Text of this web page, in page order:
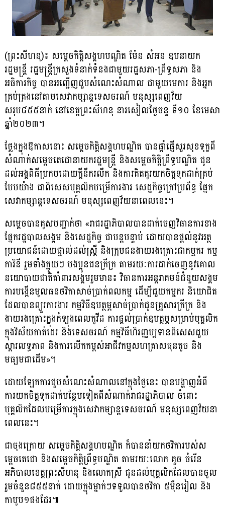
(ព្រះសីហនុ)៖ សម្តេចកិត្តិសង្គហបណ្ឌិត ម៉ែន សំអន ឧបនាយក
រដ្ឋមន្រ្តី រដ្ឋមន្រ្តីក្រសួងទំនាក់ទំនងជាមួយរដ្ឋសភា-ព្រឹទ្ធសភា និង
អធិការកិច្ច បានអញ្ជើញជួបសំណេះសំណាល ជាមួយមេការ និងអ្នក
គ្រប់គ្រងនៅតាមសេវាកម្សាន្តទេសចរណ៍ មនុស្សពេញវ័យ
សរុប៨៥៥នាក់ នៅខេត្តព្រះសីហនុ នារសៀលថ្ងៃចន្ទ ទី១០ ខែមេសា
ឆ្នាំ២០២៣។
ថ្លែងក្នុងឱកាសនោះ សម្តេចកិត្តិសង្គហបណ្ឌិត បានផ្តាំផ្ញើសួរសុខទុក្ខពី
សំណាក់សម្តេចតេជោនាយករដ្ឋមន្ត្រី និងសម្ដេចកិត្តិព្រឹទ្ធបណ្ឌិត ជូន
ដល់អង្គពិធីប្រកបដោយក្តីនឹករលឹក និងការគិតគូរយកចិត្តទុកដាក់គ្រប់
បែបយ៉ាង ជាពិសេសបុគ្គលិកបម្រើការងារ សេដ្ឋកិច្ចក្រៅប្រព័ន្ធ ផ្នែក
សេវាកម្សាន្តទេសចរណ៍ មនុស្សពេញវ័យនាពេលនេះ។
សម្តេចបានគូសបញ្ជាក់ថា «រាជរដ្ឋាភិបាលបានដាក់ចេញវិធានការខាង
ផ្នែករដ្ឋបាលសង្គម និងសេដ្ឋកិច្ច ជាបន្តបន្ទាប់ ដោយបានផ្តល់នូវអត្ថ
ប្រយោជន៍ដោយផ្ទាល់ដល់ស្ត្រី និងក្រុមជនងាយរងគ្រោះជាកម្មករ កម្ម
ការិនី រួមទាំងក្មួយៗ បងប្អូនជនក្រីក្រ តាមរយៈការដាក់ចេញនូវគោល
នយោបាយជាតិគាំពារសង្គមរួមមាន៖ វិធានការអន្តរាគមន៍ជំនួយសង្គម
ការបង្កើនមូលធនថវិកាសាច់ប្រាក់ពលកម្ម ដើម្បីជួយកម្មករ និយោជិត
ដែលបានព្យួរការងារ កម្មវិធីឧបត្ថម្ភសាច់ប្រាក់ជូនគ្រួសារក្រីក្រ និង
ងាយរងគ្រោះក្នុងកំឡុងពេលកូវីដ ការផ្តល់ប្រាក់ឧបត្ថម្ភសម្រាប់បុគ្គលិក
ក្នុងវិស័យកាត់ដេរ និងទេសចរណ៍ កម្មវិធីហិរញ្ញប្បទានពិសេសជួយ
ស្ដារលទ្ធភាព និងការលើកកម្ពស់អាជីវកម្មសហគ្រាសធុនតូច និង
មធ្យមជាដើម»។
ដោយឡែកការជួបសំណេះសំណាលនៅក្នុងថ្ងៃនេះ បានបង្ហាញអំពី
ការយកចិត្តទុកដាក់បន្ថែមទៀតពីសំណាក់រាជរដ្ឋាភិបាល ចំពោះ
បុគ្គលិកដែលបម្រើការក្នុងសេវាកម្សាន្តទេសចរណ៍ មនុស្សពេញវ័យនា
ពេលនេះ។
ជាចុងក្រោយ សម្តេចកិត្តិសង្គហបណ្ឌិត ក៏បាននាំយកថវិការបស់ស
ម្តេចតេជោ និងសម្តេចកិត្តិព្រឹទ្ធបណ្ឌិត តាមរយៈលោក គួច ចំរើន
អភិបាលខេត្តព្រះសីហនុ និងលោកស្រី ជូនដល់បុគ្គលិកដែលបានចូល
រួមចំនួន៨៥៥នាក់ ដោយក្នុងម្នាក់ៗទទួលបានថវិកា ៥ម៉ឺនរៀល និង
កាបូប១ផងដែរ៕